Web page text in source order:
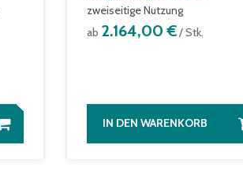
zweiseitige Nutzung
ab 2.164,00 €/ Stk.
IN DEN WARENKORB